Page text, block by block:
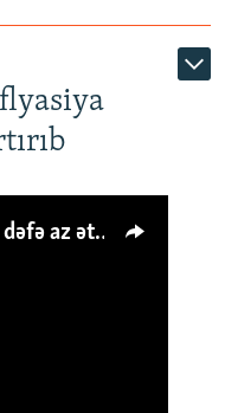
Azərbaycanlı avropalıdan iki dəfə az ət yeyir, amma... 'Qiymət artımı qaçılmazdır'